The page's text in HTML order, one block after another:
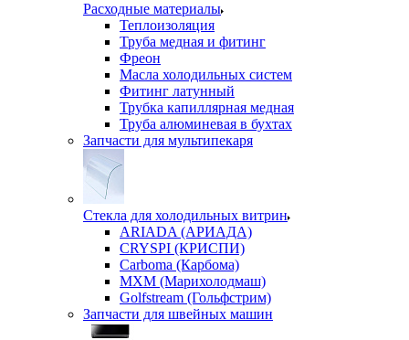
Расходные материалы
Теплоизоляция
Труба медная и фитинг
Фреон
Масла холодильных систем
Фитинг латунный
Трубка капиллярная медная
Труба алюминевая в бухтах
Запчасти для мультипекаря
Стекла для холодильных витрин
ARIADA (АРИАДА)
CRYSPI (КРИСПИ)
Carboma (Карбома)
MXM (Марихолодмаш)
Golfstream (Гольфстрим)
Запчасти для швейных машин